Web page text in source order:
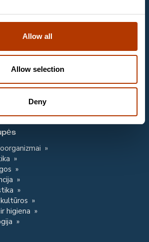
Allow all
Allow selection
Deny
higiena